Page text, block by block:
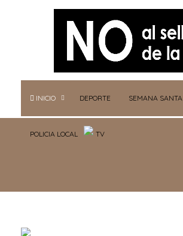
INICIO DEPORTE SEMANA SANTA
POLICIA LOCAL TV